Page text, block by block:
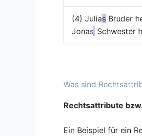
(4) Julias Bruder
Jonas‚ Schwester
Was sind
Rechtsattribute
Ein Beispiel für ein